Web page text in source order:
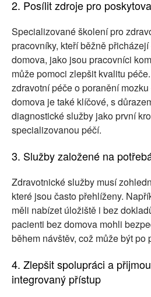
2. Posílit zdroje pro
Specializované školení pro
pracovníky, kteří běžně
domova, jako jsou pracovníci
může pomoci zlepšit kvalitu
zdravotní péče o poranění
domova je také klíčové, s
diagnostické služby jako první
specializovanou péčí.
3. Služby založené na
Zdravotnické služby musí
které jsou často přehlíženy.
měli nabízet úložiště i bez
pacienti bez domova mohli
během návštěv, což může být po
4. Zlepšit spolupráci a
integrovaný přístup